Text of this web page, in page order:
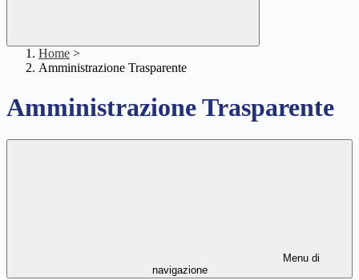
Home >
Amministrazione Trasparente
Amministrazione Trasparente
Menu di
navigazione